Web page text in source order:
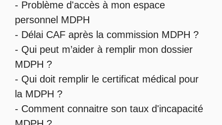
- Problème d'accès à mon espace
personnel MDPH
- Délai CAF après la commission MDPH ?
- Qui peut m’aider à remplir mon dossier
MDPH ?
- Qui doit remplir le certificat médical pour
la MDPH ?
- Comment connaitre son taux d'incapacité